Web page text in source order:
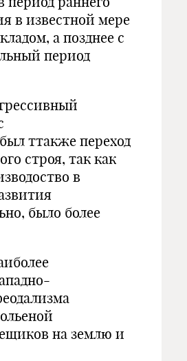
в известной мере
а позднее с
период
ттакже переход
строя, так как
в
было более
на землю и